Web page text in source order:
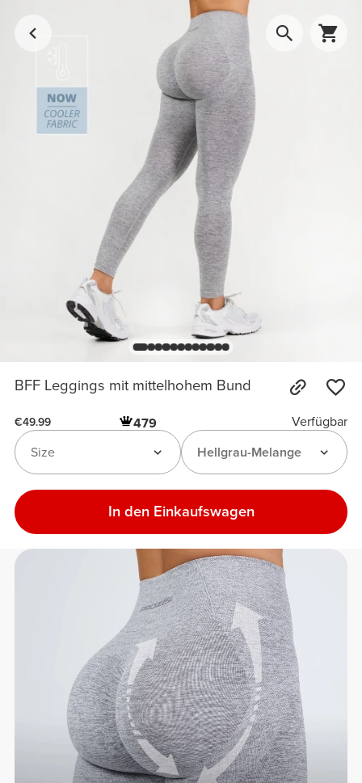
BFF Leggings mit mittelhohem Bund
€49.99 479
Verfügbar
Hellgrau-Melange
Size
In den Einkaufswagen